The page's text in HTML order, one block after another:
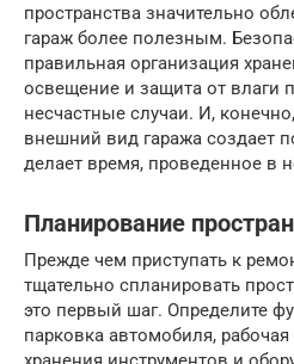
пространства значительно
гараж более полезным.
правильная организация
освещение и защита от влаги
несчастные случаи. И,
внешний вид гаража создает
делает время, проведенное в
Планирование
Прежде чем приступать к
тщательно спланировать
это первый шаг. Определите
парковка автомобиля,